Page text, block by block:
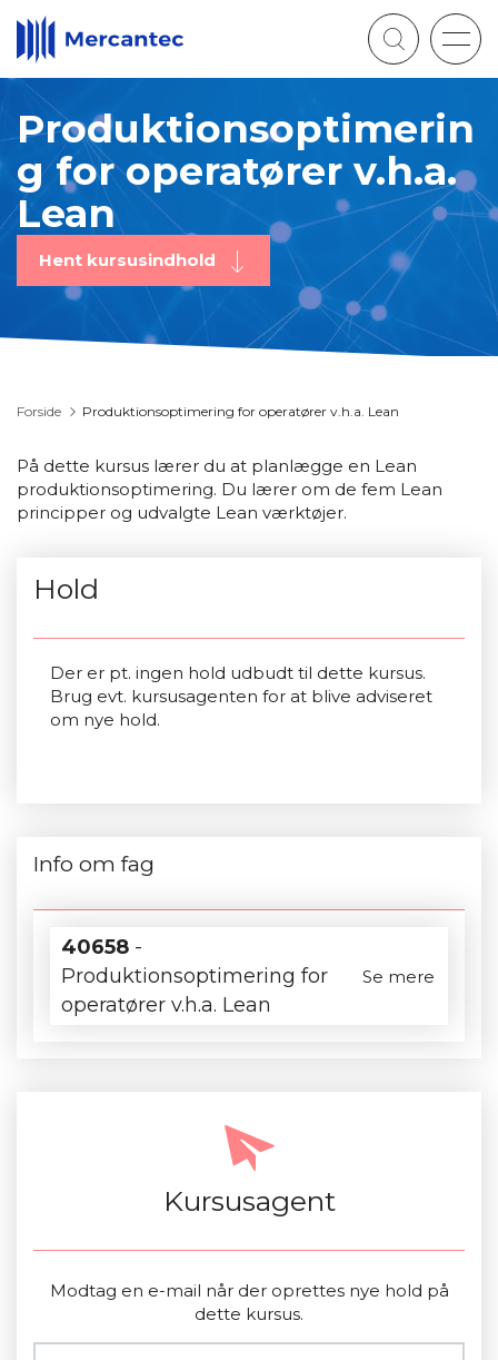
Produktionsoptimerin
g for operatører v.h.a.
Lean
Hent kursusindhold
Forside Produktionsoptimering for operatører v.h.a. Lean
På dette kursus lærer du at planlægge en Lean
produktionsoptimering. Du lærer om de fem Lean
principper og udvalgte Lean værktøjer.
Hold
Der er pt. ingen hold udbudt til dette kursus.
Brug evt. kursusagenten for at blive adviseret
om nye hold.
Info om fag
40658 -
Produktionsoptimering for
operatører v.h.a. Lean
Se mere
Kursusagent
Modtag en e-mail når der oprettes nye hold på
dette kursus.